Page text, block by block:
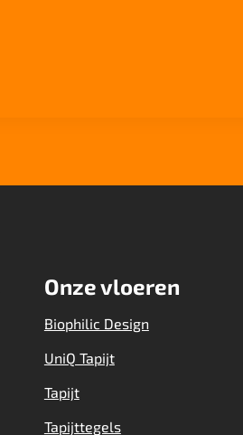
Onze vloeren
Biophilic Design
UniQ Tapijt
Tapijt
Tapijttegels